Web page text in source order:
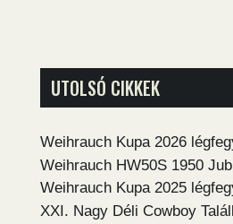
UTOLSÓ CIKKEK
Weihrauch Kupa 2026
Weihrauch HW50S 1950
Weihrauch Kupa 2025
XXI. Nagy Déli Cowboy